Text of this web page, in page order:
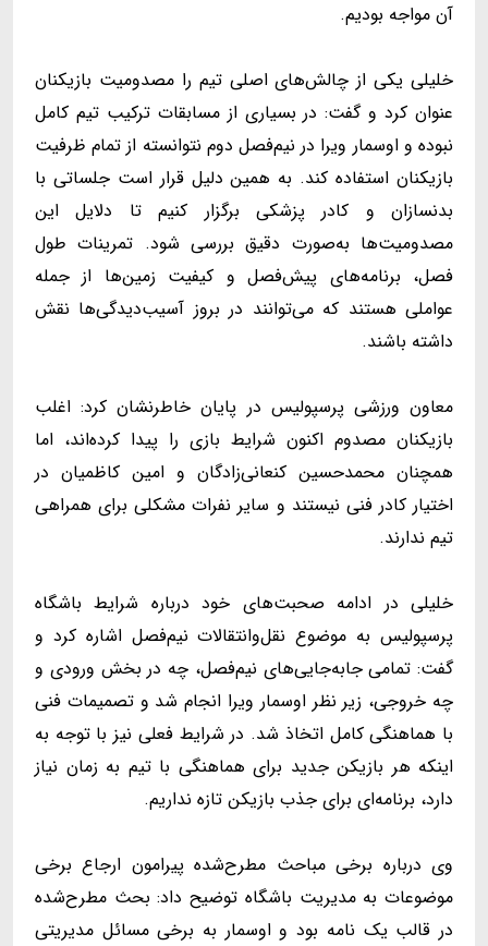
آن مواجه بودیم.
خلیلی یکی از چالش‌های اصلی تیم را مصدومیت بازیکنان
عنوان کرد و گفت: در بسیاری از مسابقات ترکیب تیم کامل
نبوده و اوسمار ویرا در نیم‌فصل دوم نتوانسته از تمام ظرفیت
بازیکنان استفاده کند. به همین دلیل قرار است جلساتی با
بدنسازان و کادر پزشکی برگزار کنیم تا دلایل این
مصدومیت‌ها به‌صورت دقیق بررسی شود. تمرینات طول
فصل، برنامه‌های پیش‌فصل و کیفیت زمین‌ها از جمله
عواملی هستند که می‌توانند در بروز آسیب‌دیدگی‌ها نقش
داشته باشند.
معاون ورزشی پرسپولیس در پایان خاطرنشان کرد: اغلب
بازیکنان مصدوم اکنون شرایط بازی را پیدا کرده‌اند، اما
همچنان محمدحسین کنعانی‌زادگان و امین کاظمیان در
اختیار کادر فنی نیستند و سایر نفرات مشکلی برای همراهی
تیم ندارند.
خلیلی در ادامه صحبت‌های خود درباره شرایط باشگاه
پرسپولیس به موضوع نقل‌وانتقالات نیم‌فصل اشاره کرد و
گفت: تمامی جابه‌جایی‌های نیم‌فصل، چه در بخش ورودی و
چه خروجی، زیر نظر اوسمار ویرا انجام شد و تصمیمات فنی
با هماهنگی کامل اتخاذ شد. در شرایط فعلی نیز با توجه به
اینکه هر بازیکن جدید برای هماهنگی با تیم به زمان نیاز
دارد، برنامه‌ای برای جذب بازیکن تازه نداریم.
وی درباره برخی مباحث مطرح‌شده پیرامون ارجاع برخی
موضوعات به مدیریت باشگاه توضیح داد: بحث مطرح‌شده
در قالب یک نامه بود و اوسمار به برخی مسائل مدیریتی